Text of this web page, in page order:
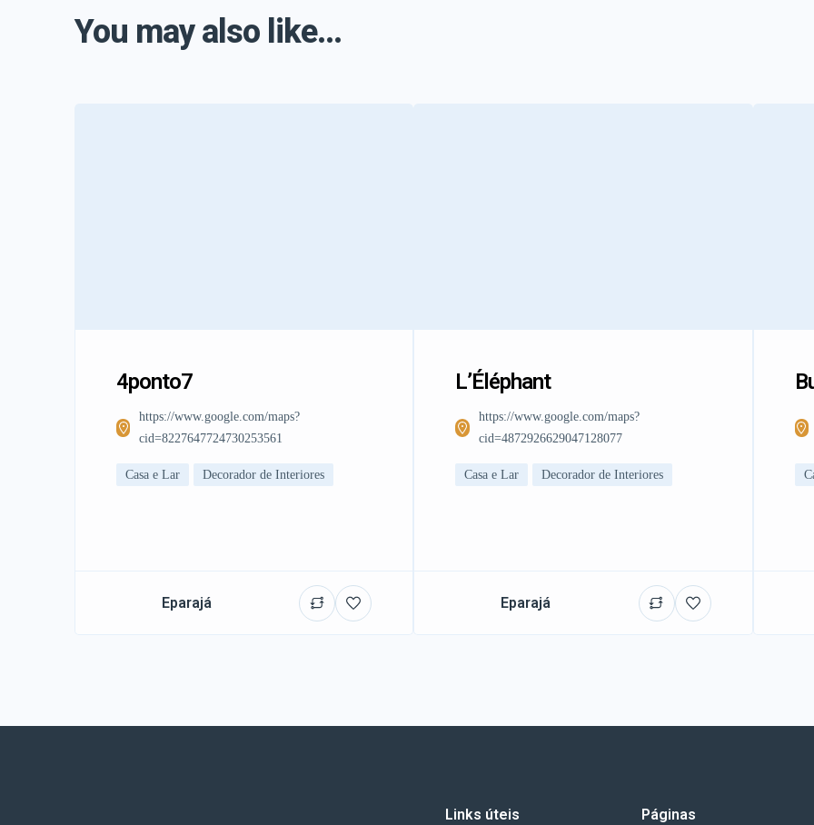
You may also like...
4ponto7
https://www.google.com/maps?
cid=8227647724730253561
Casa e Lar Decorador de Interiores
Eparajá
L’Éléphant
https://www.google.com/maps?
cid=4872926629047128077
Casa e Lar Decorador de Interiores
Eparajá
Links úteis Páginas